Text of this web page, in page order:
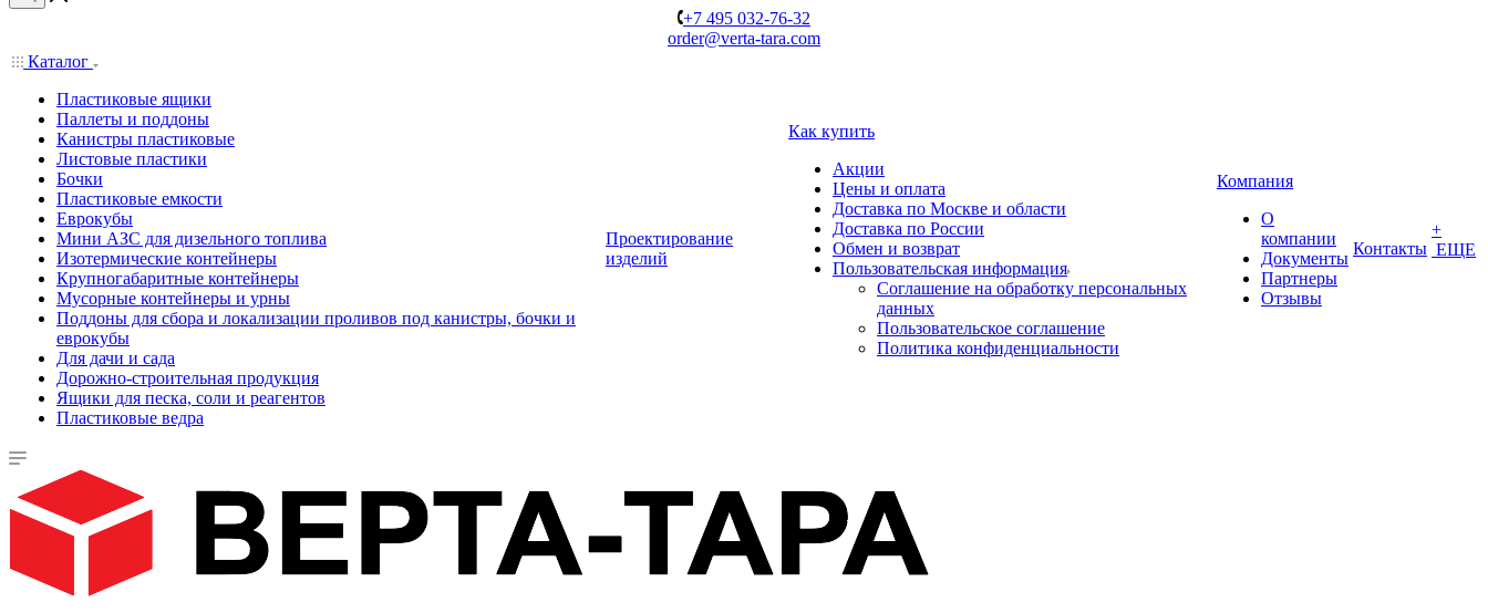
+7 495 032-76-32
order@verta-tara.com
Каталог
Пластиковые ящики
Паллеты и поддоны
Канистры пластиковые
Листовые пластики
Бочки
Пластиковые емкости
Еврокубы
Мини АЗС для дизельного топлива
Изотермические контейнеры
Крупногабаритные контейнеры
Мусорные контейнеры и урны
Поддоны для сбора и локализации проливов под канистры, бочки и
еврокубы
Для дачи и сада
Дорожно-строительная продукция
Ящики для песка, соли и реагентов
Пластиковые ведра
Проектирование
изделий
Как купить
Акции
Цены и оплата
Доставка по Москве и области
Доставка по России
Обмен и возврат
Пользовательская информация
Соглашение на обработку персональных
данных
Пользовательское соглашение
Политика конфиденциальности
Компания
О
компании
Документы
Партнеры
Отзывы
Контакты
+
ЕЩЕ